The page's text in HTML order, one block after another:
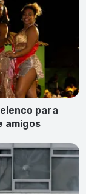
para
amigos